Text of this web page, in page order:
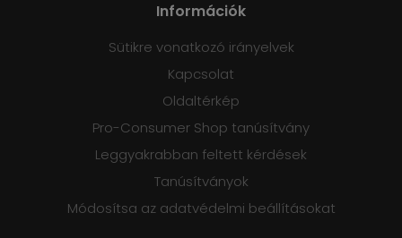
Információk
Sütikre vonatkozó irányelvek
Kapcsolat
Oldaltérkép
Pro-Consumer Shop tanúsítvány
Leggyakrabban feltett kérdések
Tanúsítványok
Módosítsa az adatvédelmi beállításokat